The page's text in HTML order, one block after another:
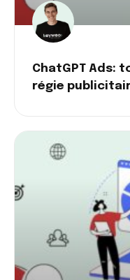
ChatGPT Ads:
régie